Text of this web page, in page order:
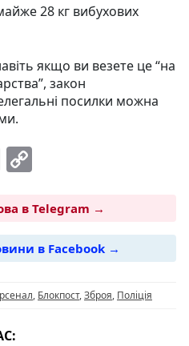
28 кг вибухових
якщо ви везете це “на
закон
посилки можна
X
p
y
Li
n
k
в Telegram →
в Facebook →
, Блокпост,Зброя, Поліція